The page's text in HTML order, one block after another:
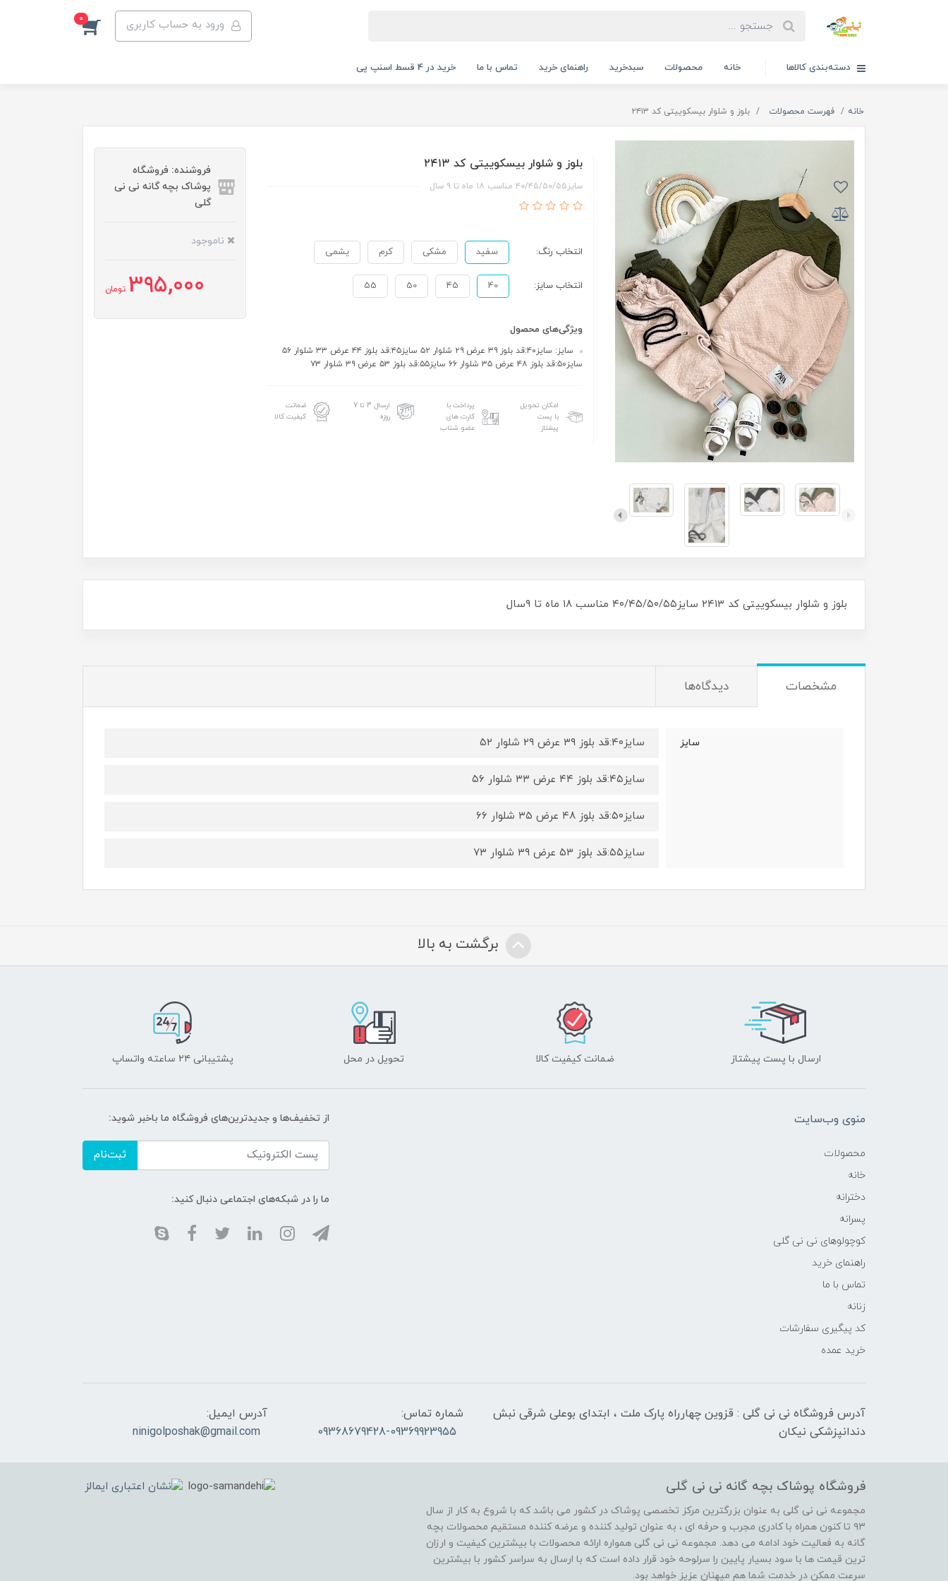
ورود به حساب کاربری 0
دسته‌بندی کالاها خانه محصولات سبدخرید راهنمای خرید تماس با ما خرید در 4 قسط اسنپ پی
خانه فهرست محصولات بلوز و شلوار بیسکوییتی کد ۲۴۱۳
بلوز و شلوار بیسکوییتی کد ۲۴۱۳
سایز۴۰/۴۵/۵۰/۵۵ مناسب ۱۸ ماه تا ۹ سال
انتخاب رنگ: سفید مشکی کرم یشمی
انتخاب سایز: 40
45
50
55
ویژگی‌های محصول
سایز: سایز۴۰:قد بلوز ۳۹ عرض ۲۹ شلوار ۵۲ سایز۴۵:قد بلوز ۴۴ عرض ۳۳ شلوار ۵۶
سایز۵۰:قد بلوز ۴۸ عرض ۳۵ شلوار ۶۶ سایز۵۵:قد بلوز ۵۳ عرض ۳۹ شلوار ۷۳
امکان تحویل
با پست
پیشتاز
پرداخت با
کارت های
عضو شتاب
ارسال 3 تا 7
روزه
ضمانت
کیفیت کالا
فروشنده: فروشگاه
پوشاک بچه گانه نی نی
گلی
ناموجود
395,000 تومان
بلوز و شلوار بیسکوییتی کد ۲۴۱۳ سایز۴۰/۴۵/۵۰/۵۵ مناسب ۱۸ ماه تا ۹سال
مشخصات دیدگاه‌ها
سایز سایز۴۰:قد بلوز ۳۹ عرض ۲۹ شلوار ۵۲
سایز۴۵:قد بلوز ۴۴ عرض ۳۳ شلوار ۵۶
سایز۵۰:قد بلوز ۴۸ عرض ۳۵ شلوار ۶۶
سایز۵۵:قد بلوز ۵۳ عرض ۳۹ شلوار ۷۳
برگشت به بالا
ارسال با پست پیشتاز ضمانت کیفیت کالا تحویل در محل پشتیبانی ۲۴ ساعته واتساپ
منوی وب‌سایت
محصولات
خانه
دخترانه
پسرانه
کوچولوهای نی نی گلی
راهنمای خرید
تماس با ما
زنانه
کد پیگیری سفارشات
خرید عمده
از تخفیف‌ها و جدیدترین‌های فروشگاه ما باخبر شوید:
ثبت‌نام
ما را در شبکه‌های اجتماعی دنبال کنید:
آدرس فروشگاه نی نی گلی : قزوین چهارراه پارک ملت ، ابتدای بوعلی شرقی نبش
دندانپزشکی نیکان
شماره تماس:
09368679428-09369923955
آدرس ایمیل:
ninigolposhak@gmail.com
فروشگاه پوشاک بچه گانه نی نی گلی
مجموعه نی نی گلی به عنوان بزرگترین مرکز تخصصی پوشاک در کشور می باشد که با شروع به کار از سال
۹۳ تا کنون همراه با کادری مجرب و حرفه ای ، به عنوان تولید کننده و عرضه کننده مستقیم محصولات بچه
گانه به فعالیت خود ادامه می دهد. مجموعه نی نی گلی همواره ارائه محصولات با بیشترین کیفیت و ارزان
ترین قیمت ها با سود بسیار پایین را سرلوحه خود قرار داده است که با ارسال به سراسر کشور با بیشترین
سرعت ممکن در خدمت شما هم میهنان عزیز خواهد بود.